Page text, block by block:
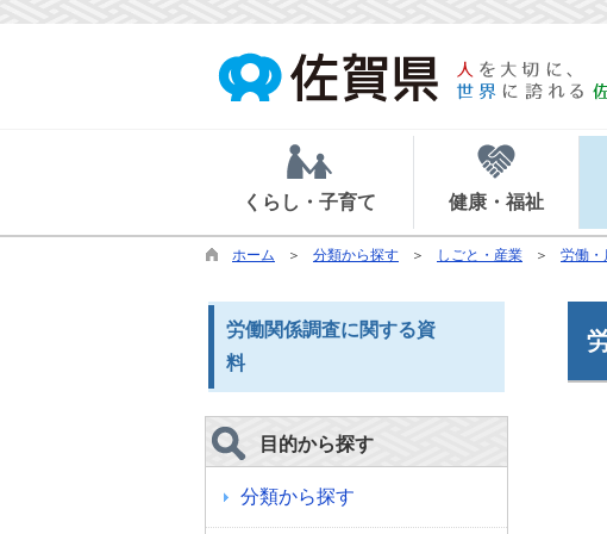
くらし・子育て 健康・福祉
ホーム 分類から探す しごと・産業 労働・
労働関係調査に関する資
料
目的から探す
分類から探す